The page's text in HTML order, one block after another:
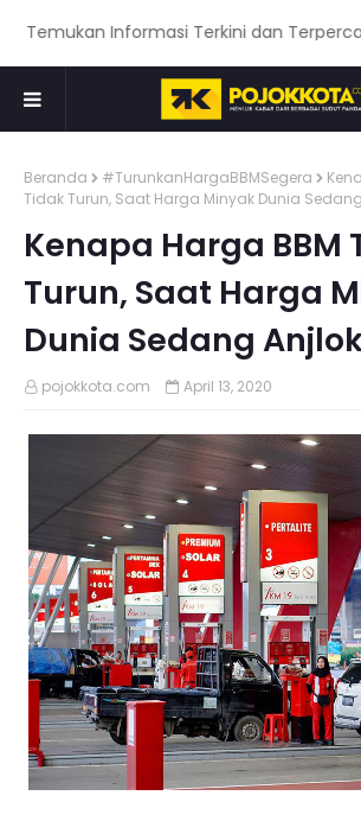
Informasi Terkini dan Terpercaya
Beranda #TurunkanHargaBBMSegera
Tidak Turun, Saat Harga Minyak Dunia
Kenapa Harga BBM
Turun, Saat Harga
Dunia Sedang
pojokkota.com April 13, 2020